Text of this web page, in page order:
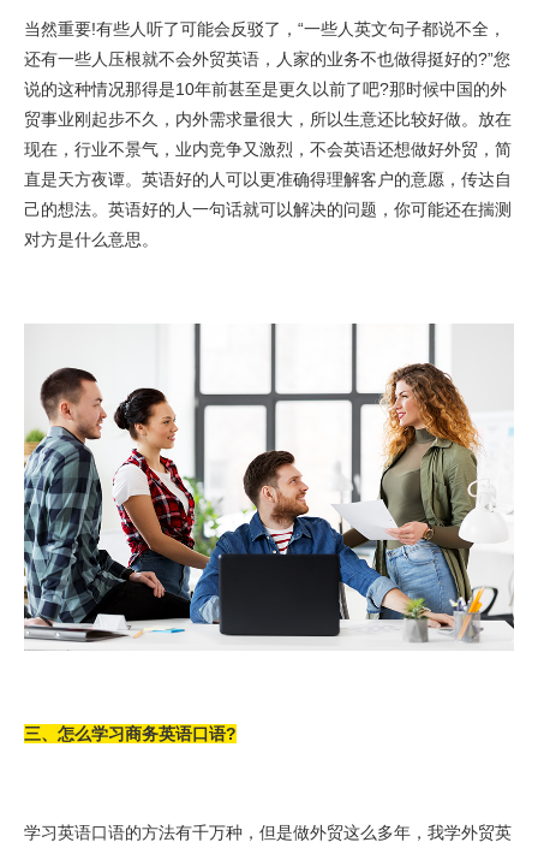
当然重要!有些人听了可能会反驳了，“一些人英文句子都说不全，
还有一些人压根就不会外贸英语，人家的业务不也做得挺好的?”您
说的这种情况那得是10年前甚至是更久以前了吧?那时候中国的外
贸事业刚起步不久，内外需求量很大，所以生意还比较好做。放在
现在，行业不景气，业内竞争又激烈，不会英语还想做好外贸，简
直是天方夜谭。英语好的人可以更准确得理解客户的意愿，传达自
己的想法。英语好的人一句话就可以解决的问题，你可能还在揣测
对方是什么意思。
三、怎么学习商务英语口语?
学习英语口语的方法有千万种，但是做外贸这么多年，我学外贸英